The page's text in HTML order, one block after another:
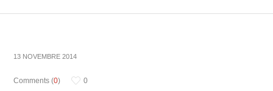
13 NOVEMBRE 2014
Comments (0)
0